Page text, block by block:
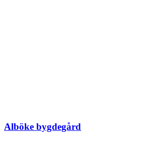
Alböke bygdegård